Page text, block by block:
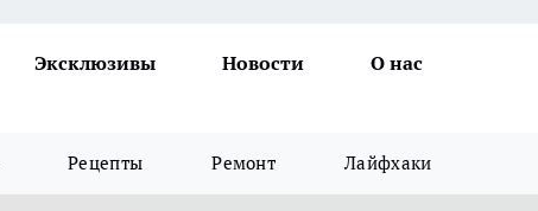
Эксклюзивы Новости
О нас
Рецепты Ремонт Лайфхаки